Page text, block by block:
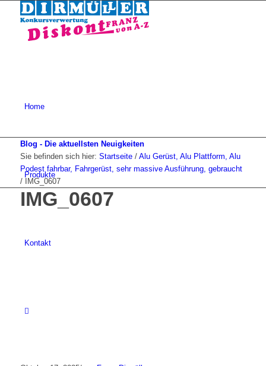
Home
Produkte
Kontakt
Blog - Die aktuellsten Neuigkeiten
Sie befinden sich hier: Startseite / Alu Gerüst, Alu Plattform, Alu
Podest fahrbar, Fahrgerüst, sehr massive Ausführung, gebraucht
/
IMG_0607
IMG_0607